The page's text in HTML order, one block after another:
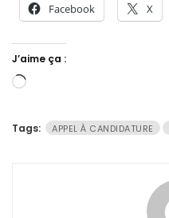
Facebook X
J’aime ça :
Chargement…
Tags: APPEL À CANDIDATURE